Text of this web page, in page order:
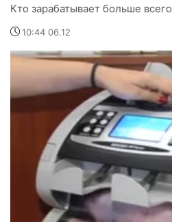
Кто зарабатывает больше всего
10:44 06.12